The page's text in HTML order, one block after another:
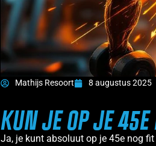
Mathijs Resoort 8 augustus 2025
KUN JE OP JE
Ja, je kunt absoluut op je 45e nog